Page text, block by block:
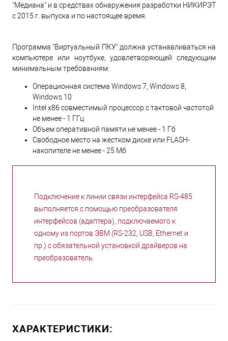
"Медиана" и в средствах обнаружения разработки НИКИРЭТ
с 2015 г. выпуска и по настоящее время.
Программа "Виртуальный ПКУ" должна устанавливаться на
компьютере или ноутбуке, удовлетворяющей следующим
минимальным требованиям:
Операционная система Windows 7, Windows 8,
Windows 10
Intel x86 совместимый процессор с тактовой частотой
не менее - 1 ГГц
Объем оперативной памяти не менее - 1 Гб
Свободное место на жестком диске или FLASH-
накопителе не менее - 25 Мб
Подключение к линии связи интерфейса RS-485
выполняется с помощью преобразователя
интерфейсов (адаптера), подключаемого к
одному из портов ЭВМ (RS-232, USB, Ethernet и
пр.) с обязательной установкой драйверов на
преобразователь.
ХАРАКТЕРИСТИКИ: